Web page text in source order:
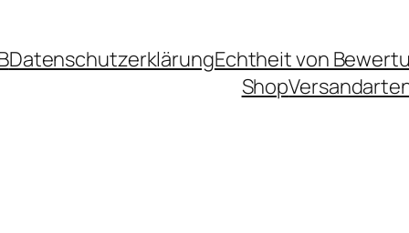
DatenschutzerklärungEchtheit von
Shop